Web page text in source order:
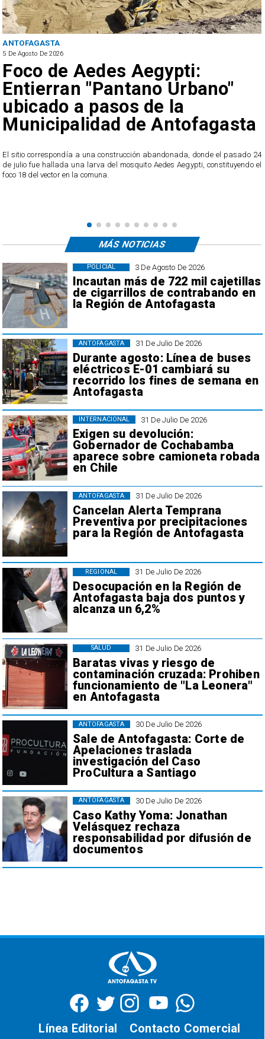
ANTOFAGASTA
5 De Agosto De 2026
Foco de Aedes Aegypti:
Entierran "Pantano Urbano"
ubicado a pasos de la
Municipalidad de Antofagasta
El sitio correspondía a una construcción abandonada, donde el pasado 24
de julio fue hallada una larva del mosquito Aedes Aegypti, constituyendo el
foco 18 del vector en la comuna.
3 De Agosto De 2026
Incautan más de 722 mil cajetillas
de cigarrillos de contrabando en
la Región de Antofagasta
POLICIAL
31 De Julio De 2026
Durante agosto: Línea de buses
eléctricos E-01 cambiará su
recorrido los fines de semana en
Antofagasta
ANTOFAGASTA
31 De Julio De 2026
Exigen su devolución:
Gobernador de Cochabamba
aparece sobre camioneta robada
en Chile
INTERNACIONAL
31 De Julio De 2026
Cancelan Alerta Temprana
Preventiva por precipitaciones
para la Región de Antofagasta
ANTOFAGASTA
31 De Julio De 2026
Desocupación en la Región de
Antofagasta baja dos puntos y
alcanza un 6,2%
REGIONAL
31 De Julio De 2026
Baratas vivas y riesgo de
contaminación cruzada: Prohiben
funcionamiento de "La Leonera"
en Antofagasta
SALUD
30 De Julio De 2026
Sale de Antofagasta: Corte de
Apelaciones traslada
investigación del Caso
ProCultura a Santiago
ANTOFAGASTA
30 De Julio De 2026
Caso Kathy Yoma: Jonathan
Velásquez rechaza
responsabilidad por difusión de
documentos
ANTOFAGASTA
MÁS NOTICIAS
Contacto Comercial
Línea Editorial